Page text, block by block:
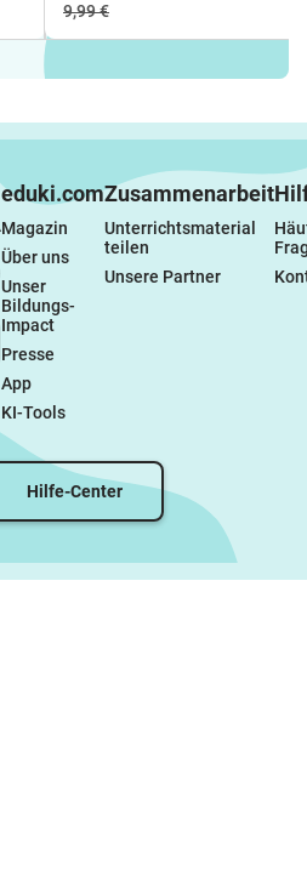
9,99 €
eduki.com
Magazin
Über uns
Unser
Bildungs-
Impact
Presse
App
KI-Tools
Zusammenarbeit
Unterrichtsmaterial
teilen
Unsere Partner
Hilfe-Center